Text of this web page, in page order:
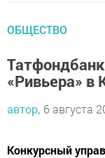
ОБЩЕСТВО
«Ривьера» в
автор, 6 августа
Конкурсный